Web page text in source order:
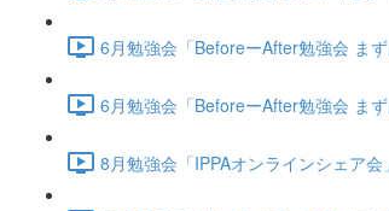
6月勉強会「BeforeーAfter勉強会 ま
6月勉強会「BeforeーAfter勉強会 ま
8月勉強会「IPPAオンラインシェア